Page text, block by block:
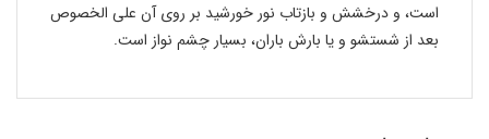
است، و درخشش و بازتاب نور خورشید بر روی آن علی الخصوص
بعد از شستشو و یا بارش باران، بسیار چشم نواز است.